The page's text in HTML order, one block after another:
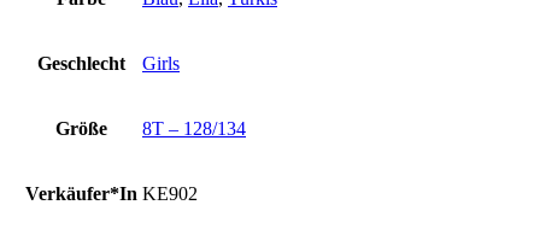
Geschlecht Girls
Größe 8T – 128/134
Verkäufer*In KE902